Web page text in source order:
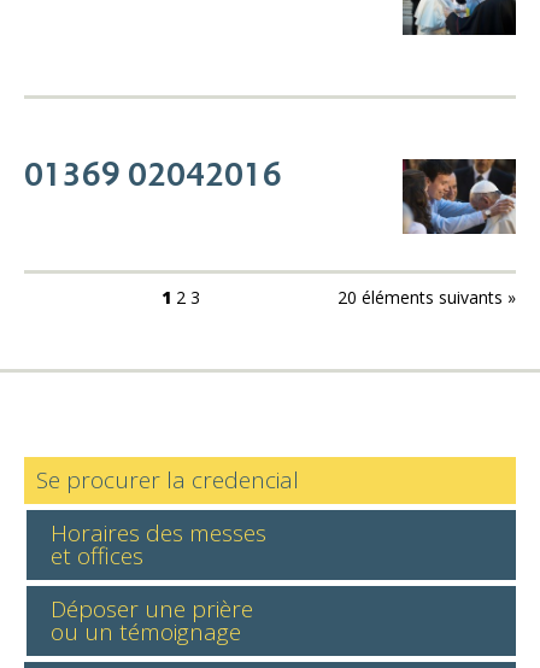
01369 02042016
20 éléments suivants »
1 2 3
Se procurer la credencial
Horaires des messes
et offices
Déposer une prière
ou un témoignage